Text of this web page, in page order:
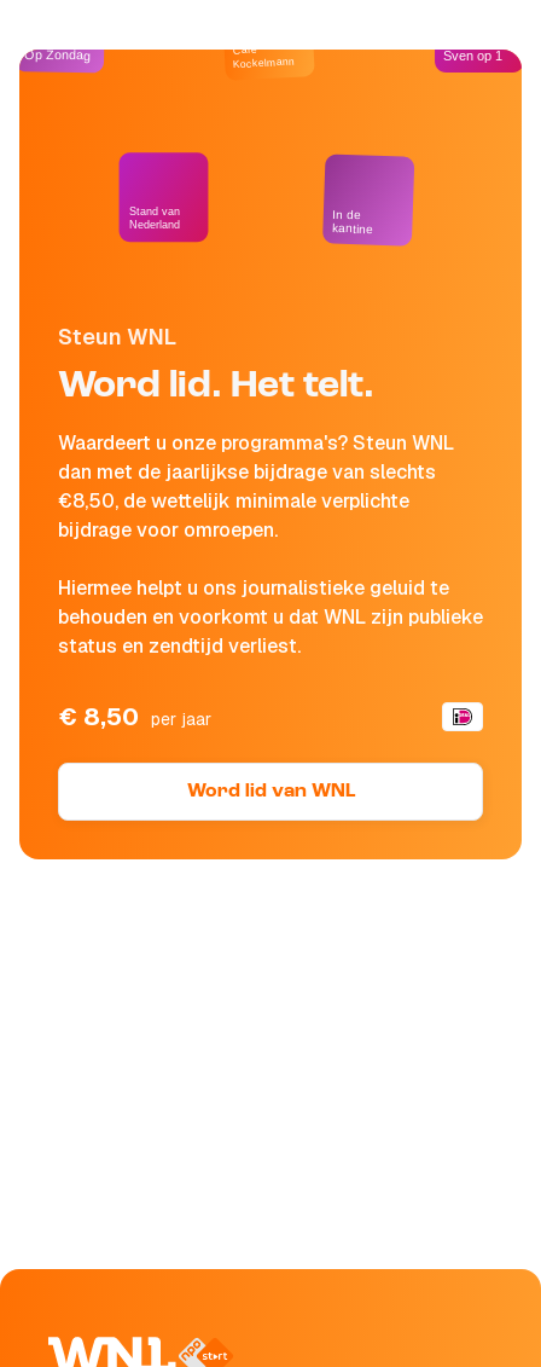
Steun WNL
Word lid. Het telt.
Waardeert u onze programma's? Steun WNL
dan met de jaarlijkse bijdrage van slechts
€8,50, de wettelijk minimale verplichte
bijdrage voor omroepen.
Hiermee helpt u ons journalistieke geluid te
behouden en voorkomt u dat WNL zijn publieke
status en zendtijd verliest.
€ 8,50 per jaar
Word lid van WNL
Op Zondag
Stand van
Nederland
Café
Kockelmann
In de
kantine
Sven op 1